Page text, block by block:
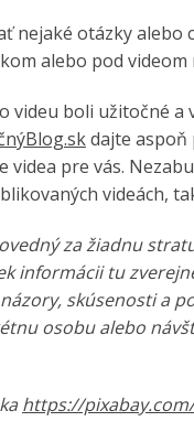
nejaké otázky
alebo pod videom
videu boli užitočné
dajte aspoň
videa pre vás.
videách,
za žiadnu
informácii tu
skúsenosti a
osobu alebo
https://